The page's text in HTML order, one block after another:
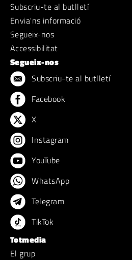
Subscriu-te al butlletí
Envia'ns informació
Segueix-nos
Accessibilitat
Segueix-nos
Subscriu-te al butlletí
Facebook
X
Instagram
YouTube
WhatsApp
Telegram
TikTok
Totmedia
El grup